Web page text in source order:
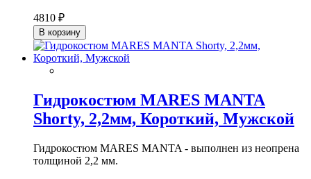
4810 ₽
В корзину
Гидрокостюм MARES MANTA
Shorty, 2,2мм, Короткий, Мужской
Гидрокостюм MARES MANTA - выполнен из неопрена
толщиной 2,2 мм.